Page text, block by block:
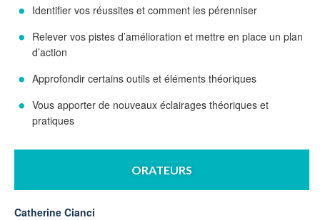
Identifier vos réussites et comment les pérenniser
Relever vos pistes d’amélioration et mettre en place un plan
d’action
Approfondir certains outils et éléments théoriques
Vous apporter de nouveaux éclairages théoriques et
pratiques
ORATEURS
Catherine Cianci